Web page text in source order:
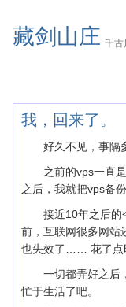
藏剑山庄 千古
我，回来了。
好久不见，事隔
之前的vps一直
之后，我就把vps备
接近10年之后的
前，互联网很多网站
也失效了…… 花了点
一切都弄好之后
忙于生活了吧。